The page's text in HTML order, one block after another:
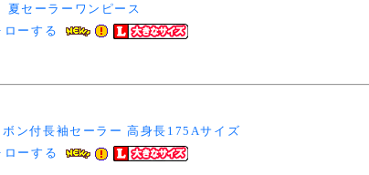
夏セーラーワンピース
ローする
ン付長袖セーラー 高身長175Aサイズ
ローする